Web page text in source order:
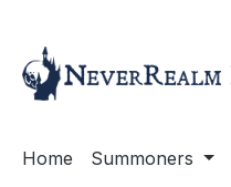
Home Summoners